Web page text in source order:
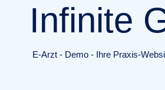
Infinite
E-Arzt - Demo - Ihre Praxis-